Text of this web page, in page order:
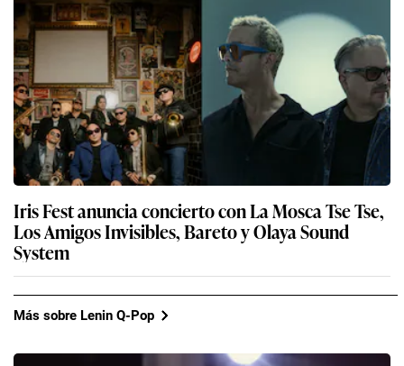
Iris Fest anuncia concierto con La Mosca Tse Tse,
Los Amigos Invisibles, Bareto y Olaya Sound
System
Más sobre Lenin Q-Pop